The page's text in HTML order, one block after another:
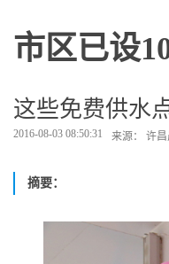
市区已设
这些免费供水
2016-08-03 08:50:31 来源： 许昌
摘要：